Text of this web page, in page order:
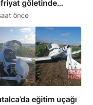
göletinde
önce
eğitim uçağı